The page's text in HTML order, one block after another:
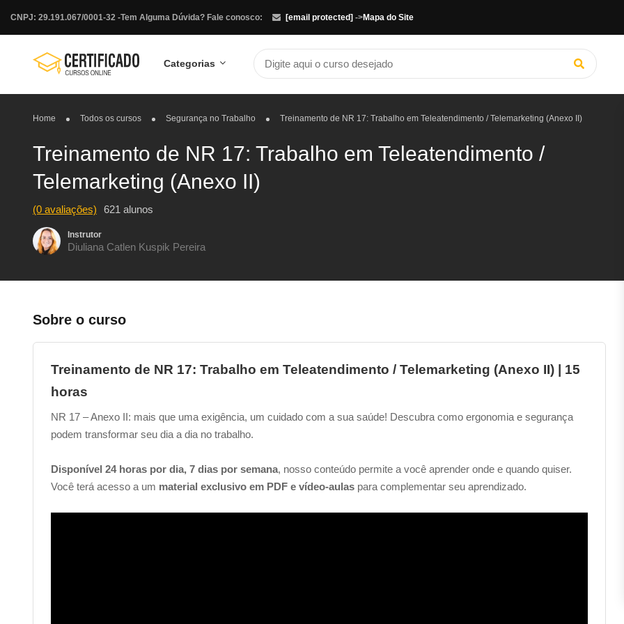
Tem Alguma Dúvida? Fale conosco: [email protected]
CNPJ: 29.191.067/0001-32 - ->Mapa do Site
Categorias
Home Todos os cursos Segurança no Trabalho Treinamento de NR 17: Trabalho em Teleatendimento / Telemarketing (Anexo II)
Treinamento de NR 17: Trabalho em Teleatendimento /
Telemarketing (Anexo II)
(0 avaliações) 621 alunos
Instrutor
Diuliana Catlen Kuspik Pereira
Sobre o curso
Treinamento de NR 17: Trabalho em Teleatendimento / Telemarketing (Anexo II) | 15
horas
NR 17 – Anexo II: mais que uma exigência, um cuidado com a sua saúde! Descubra como ergonomia e segurança
podem transformar seu dia a dia no trabalho.
Disponível 24 horas por dia, 7 dias por semana, nosso conteúdo permite a você aprender onde e quando quiser.
Você terá acesso a um material exclusivo em PDF e vídeo-aulas para complementar seu aprendizado.